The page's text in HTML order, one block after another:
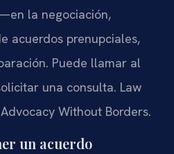
la negociación,
acuerdos prenupciales,
Puede llamar al
una consulta. Law
Advocacy Without Borders.
un acuerdo